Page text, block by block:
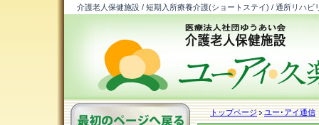
介護老人保健施設 / 短期入所療養介護(ショートステイ) / 通所リハ
トップページ ユー･アイ通信